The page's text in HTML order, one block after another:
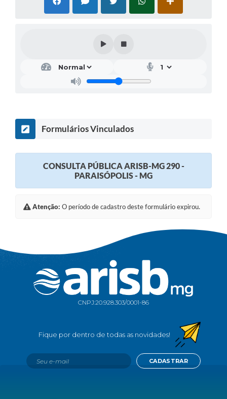
Formulários Vinculados
CONSULTA PÚBLICA ARISB-MG 290 -
PARAISÓPOLIS - MG
Atenção: O período de cadastro deste formulário expirou.
CNPJ:20.928.303/0001-86
CADASTRAR